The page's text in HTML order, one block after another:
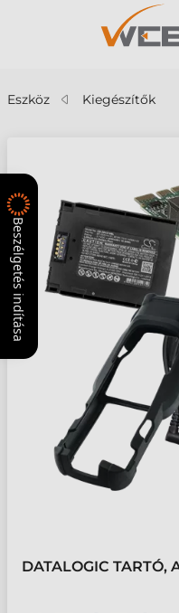
Eszköz Kiegészítők
DATALOGIC TARTÓ,
Beszélgetés indítása